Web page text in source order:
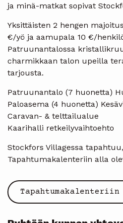
ja minä-matkat sopivat
Yksittäisten 2 hengen
€/yö ja aamupala 10 €/
Patruunantalossa
charmikkaan talon upeilla
tarjousta.
Patruunantalo (7 huonetta)
Paloasema (4 huonetta)
Caravan- & telttailualue
Kaarihalli retkeilyvaihtoehto
Stockfors Villagessa
Tapahtumakalenteriin alla
Tapahtumakalenteriin